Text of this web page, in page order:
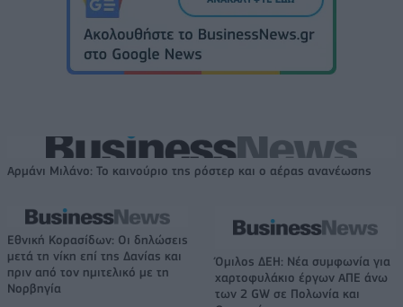
Αρμάνι Μιλάνο: Το καινούριο της ρόστερ και ο αέρας ανανέωσης
Εθνική Κορασίδων: Οι δηλώσεις
μετά τη νίκη επί της Δανίας και
πριν από τον ημιτελικό με τη
Νορβηγία
Όμιλος ΔΕΗ: Νέα συμφωνία για
χαρτοφυλάκιο έργων ΑΠΕ άνω
των 2 GW σε Πολωνία και